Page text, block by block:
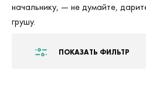
начальнику, — не думайте,
грушу.
ПОКАЗАТЬ ФИЛЬТР